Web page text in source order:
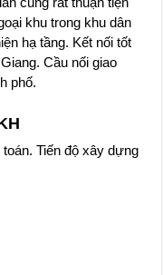
khu trong khu dân
hạ tầng. Kết nối tốt
Cầu nối giao
phố.
Tiến độ xây dựng